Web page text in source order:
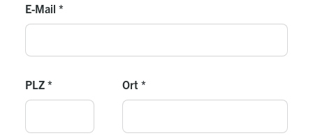
E-Mail *
PLZ * Ort *